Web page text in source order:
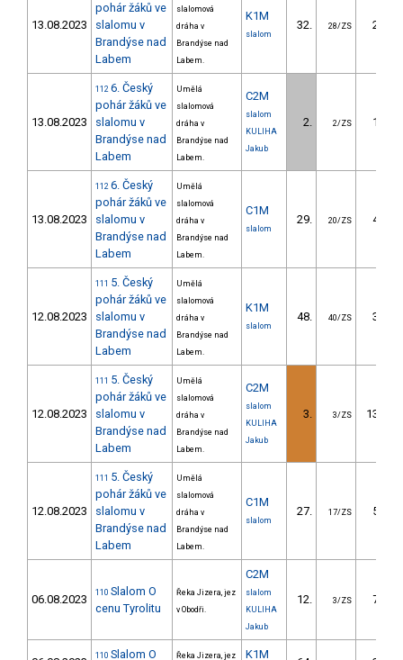
13.08.2023
pohár žáků ve
slalomu v
Brandýse nad
Labem
slalomová
dráha v
Brandýse nad
Labem.
K1M
slalom
32. 28/ZS 24.43
13.08.2023
112 6. Český
pohár žáků ve
slalomu v
Brandýse nad
Labem
Umělá
slalomová
dráha v
Brandýse nad
Labem.
C2M
slalom
KULIHA
Jakub
2. 2/ZS 11.81
13.08.2023
112 6. Český
pohár žáků ve
slalomu v
Brandýse nad
Labem
Umělá
slalomová
dráha v
Brandýse nad
Labem.
C1M
slalom
29. 20/ZS 44.13
12.08.2023
111 5. Český
pohár žáků ve
slalomu v
Brandýse nad
Labem
Umělá
slalomová
dráha v
Brandýse nad
Labem.
K1M
slalom
48. 40/ZS 36.64
12.08.2023
111 5. Český
pohár žáků ve
slalomu v
Brandýse nad
Labem
Umělá
slalomová
dráha v
Brandýse nad
Labem.
C2M
slalom
KULIHA
Jakub
3. 3/ZS 138.74
12.08.2023
111 5. Český
pohár žáků ve
slalomu v
Brandýse nad
Labem
Umělá
slalomová
dráha v
Brandýse nad
Labem.
C1M
slalom
27. 17/ZS 52.40
06.08.2023 110 Slalom O
cenu Tyrolitu
Řeka Jizera, jez
v Obodři.
C2M
slalom
KULIHA
Jakub
12. 3/ZS 75.85
110 Slalom O Řeka Jizera, jez K1M